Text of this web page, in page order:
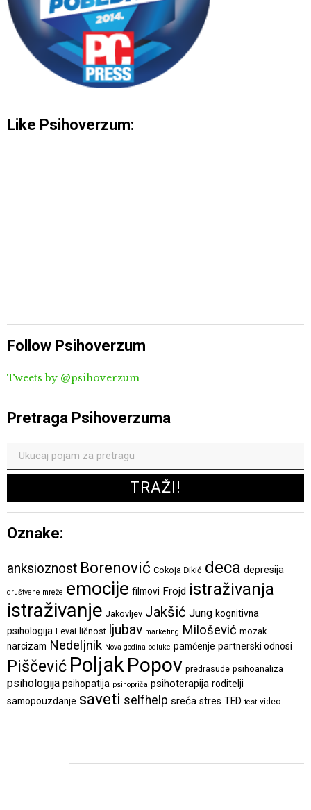
Like Psihoverzum:
Follow Psihoverzum
Tweets by @psihoverzum
Pretraga Psihoverzuma
Oznake:
anksioznost Borenović Cokoja Đikić deca depresija
društvene mreže emocije filmovi Frojd istraživanja
istraživanje Jakovljev Jakšić Jung kognitivna
psihologija Levai ličnost ljubav marketing Milošević mozak
narcizam Nedeljnik Nova godina odluke pamćenje partnerski odnosi
Piščević PoljakPopov predrasude psihoanaliza
psihologija psihopatija psihopriča psihoterapija roditelji
samopouzdanje saveti selfhelp sreća stres TED test video